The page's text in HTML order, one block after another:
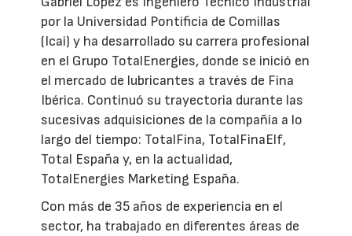
por la Universidad Pontificia de Comillas
(Icai) y ha desarrollado su carrera profesional
en el Grupo TotalEnergies, donde se inició en
el mercado de lubricantes a través de Fina
Ibérica. Continuó su trayectoria durante las
sucesivas adquisiciones de la compañía a lo
largo del tiempo: TotalFina, TotalFinaElf,
Total España y, en la actualidad,
TotalEnergies Marketing España.
Con más de 35 años de experiencia en el
sector, ha trabajado en diferentes áreas de